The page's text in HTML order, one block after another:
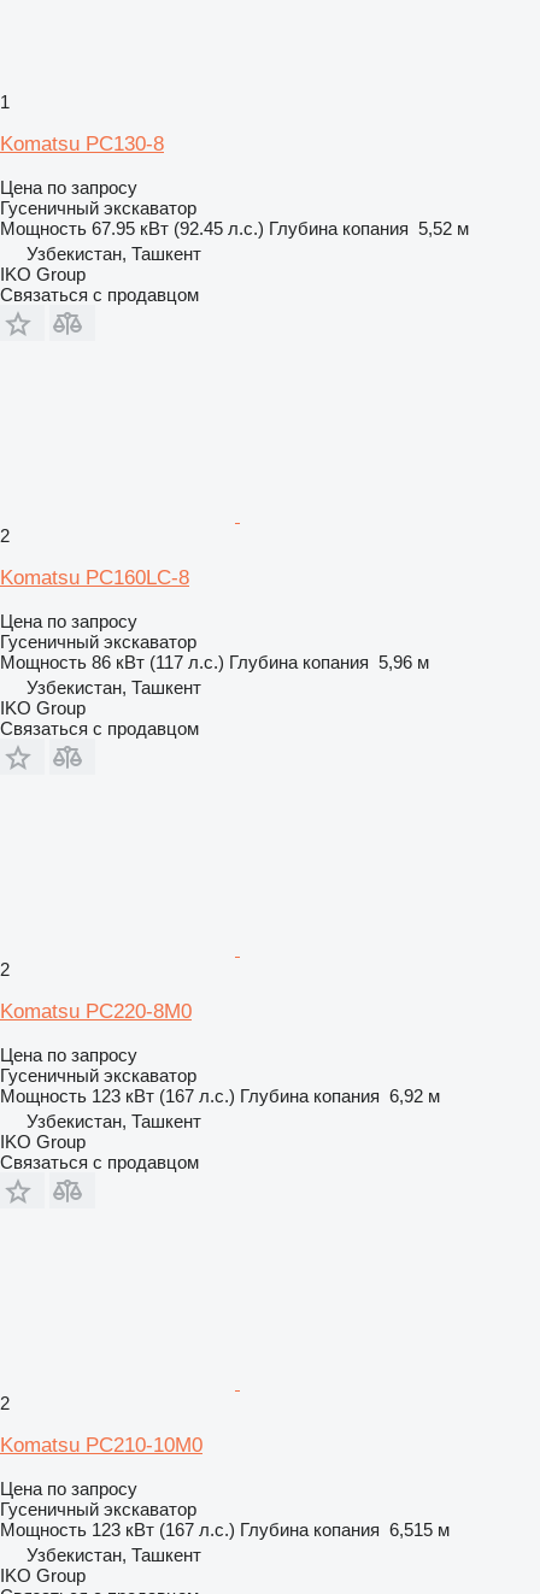
1
Komatsu PC130-8
Цена по запросу
Гусеничный экскаватор
Мощность 67.95 кВт (92.45 л.с.) Глубина копания 5,52 м
Узбекистан, Ташкент
IKO Group
Связаться с продавцом
2
Komatsu PC160LC-8
Цена по запросу
Гусеничный экскаватор
Мощность 86 кВт (117 л.с.) Глубина копания 5,96 м
Узбекистан, Ташкент
IKO Group
Связаться с продавцом
2
Komatsu PC220-8M0
Цена по запросу
Гусеничный экскаватор
Мощность 123 кВт (167 л.с.) Глубина копания 6,92 м
Узбекистан, Ташкент
IKO Group
Связаться с продавцом
2
Komatsu PC210-10M0
Цена по запросу
Гусеничный экскаватор
Мощность 123 кВт (167 л.с.) Глубина копания 6,515 м
Узбекистан, Ташкент
IKO Group